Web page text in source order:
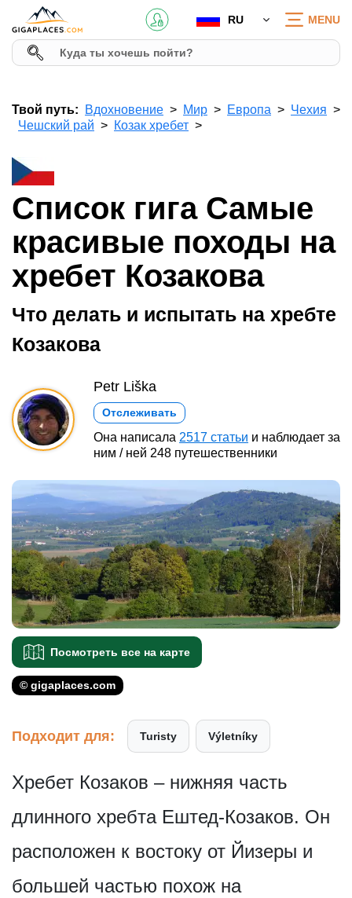
RU MENU
Твой путь: Вдохновение Мир Европа
Чехия
Чешский рай
Козак хребет
Список гига Самые
красивые походы на
хребет Козакова
Что делать и испытать на хребте
Козакова
Petr Liška
Отслеживать
Она написала 2517 статьи и наблюдает за
ним / ней 248 путешественники
Посмотреть все на карте
© gigaplaces.com
Подходит для: Turisty Výletníky
Хребет Козаков – нижняя часть
длинного хребта Ештед-Козаков. Он
расположен к востоку от Йизеры и
большей частью похож на